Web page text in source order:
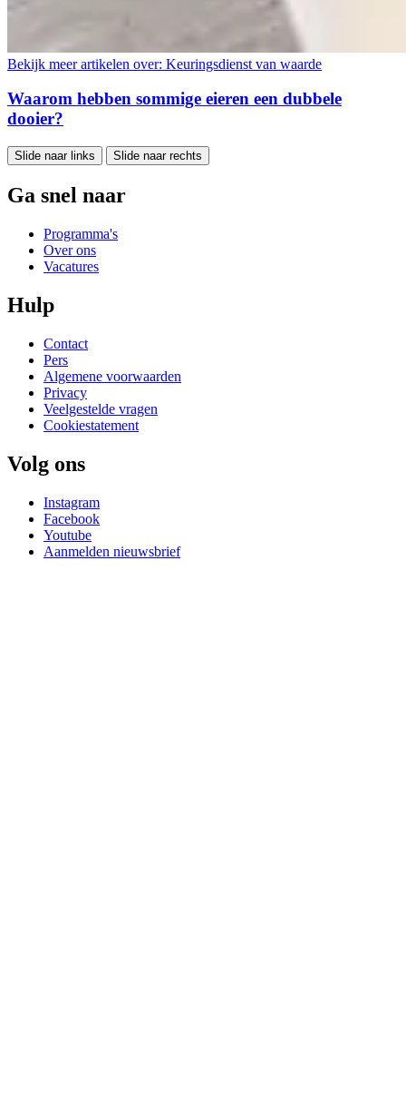
Bekijk meer artikelen over: Keuringsdienst van waarde
Waarom hebben sommige eieren een dubbele
dooier?
Slide naar links Slide naar rechts
Ga snel naar
Programma's
Over ons
Vacatures
Hulp
Contact
Pers
Algemene voorwaarden
Privacy
Veelgestelde vragen
Cookiestatement
Volg ons
Instagram
Facebook
Youtube
Aanmelden nieuwsbrief